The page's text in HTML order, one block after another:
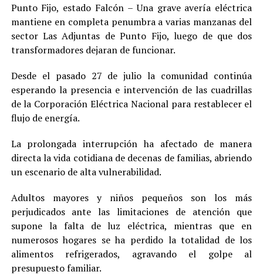
Punto Fijo, estado Falcón – Una grave avería eléctrica
mantiene en completa penumbra a varias manzanas del
sector Las Adjuntas de Punto Fijo, luego de que dos
transformadores dejaran de funcionar.
Desde el pasado 27 de julio la comunidad continúa
esperando la presencia e intervención de las cuadrillas
de la Corporación Eléctrica Nacional para restablecer el
flujo de energía.
La prolongada interrupción ha afectado de manera
directa la vida cotidiana de decenas de familias, abriendo
un escenario de alta vulnerabilidad.
Adultos mayores y niños pequeños son los más
perjudicados ante las limitaciones de atención que
supone la falta de luz eléctrica, mientras que en
numerosos hogares se ha perdido la totalidad de los
alimentos refrigerados, agravando el golpe al
presupuesto familiar.